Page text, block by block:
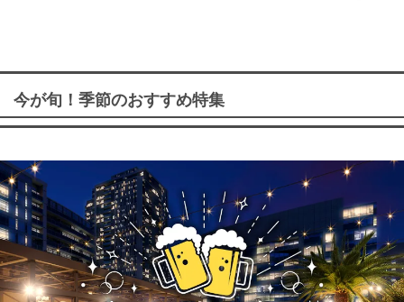
今が旬！季節のおすすめ特集